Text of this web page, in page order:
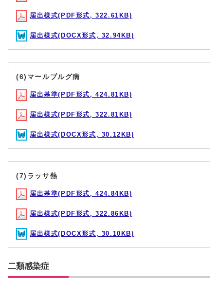
届出様式(PDF形式, 322.61KB)
届出様式(DOCX形式, 32.94KB)
(6)マールブルグ病
届出基準(PDF形式, 424.81KB)
届出様式(PDF形式, 322.81KB)
届出様式(DOCX形式, 30.12KB)
(7)ラッサ熱
届出基準(PDF形式, 424.84KB)
届出様式(PDF形式, 322.86KB)
届出様式(DOCX形式, 30.10KB)
二類感染症